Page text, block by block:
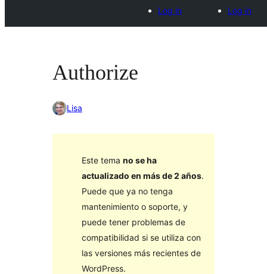
Log in
Log in
Authorize
Lisa
Este tema no se ha
actualizado en más de 2 años.
Puede que ya no tenga
mantenimiento o soporte, y
puede tener problemas de
compatibilidad si se utiliza con
las versiones más recientes de
WordPress.